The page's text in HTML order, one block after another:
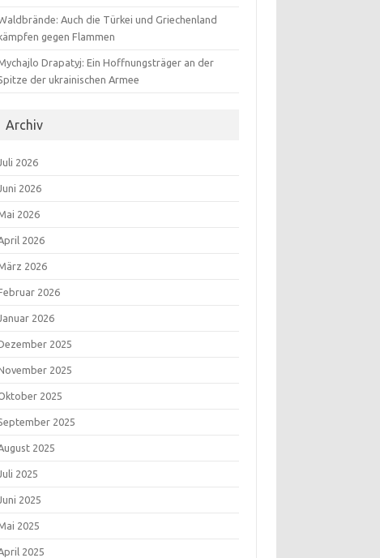
Auch die Türkei und Griechenland
kämpfen gegen Flammen
Drapatyj: Ein Hoffnungsträger an der
der ukrainischen Armee
Archiv
2026
2026
2026
2026
2026
2026
2026
2025
2025
2025
2025
2025
2025
2025
2025
2025